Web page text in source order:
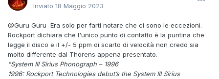
Inviato 18 Maggio 2023
@Guru Guru Era solo per farti notare che ci sono le eccezioni.
Rockport dichiara che l'unico punto di contatto è la puntina che
legge il disco e il +/- 5 ppm di scarto di velocità non credo sia
molto differente dal Thorens appena presentato.
"System III Sirius Phonograph – 1996
1996: Rockport Technologies debut’s the System III Sirius